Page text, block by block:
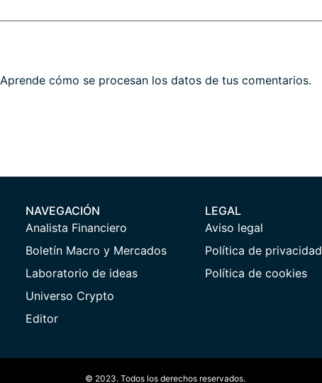
Aprende cómo se procesan los datos de tus comentarios.
NAVEGACIÓN
Analista Financiero
Boletín Macro y Mercados
Laboratorio de ideas
Universo Crypto
Editor
LEGAL
Aviso legal
Política de privacidad
Política de cookies
© 2023. Todos los derechos reservados.